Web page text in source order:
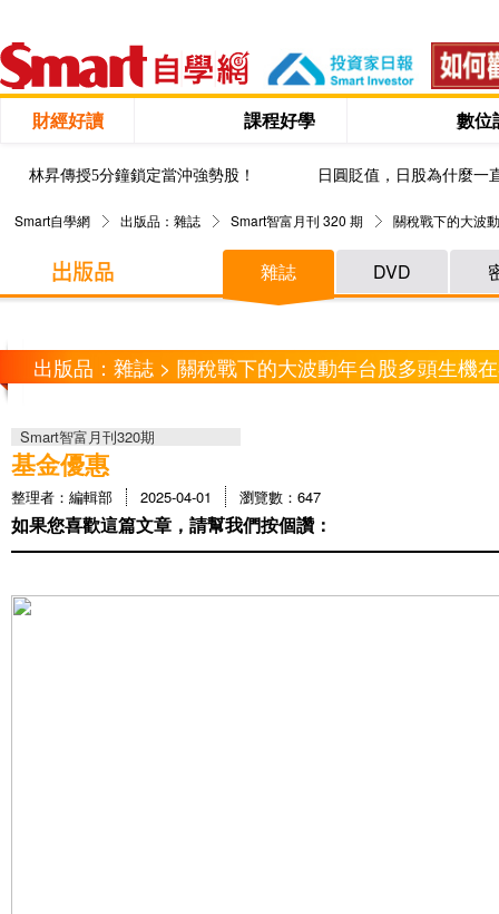
財經好讀 課程好學 數位
林昇傳授5分鐘鎖定當沖強勢股！ 日圓貶值，日股為什麼一
Smart自學網 出版品：雜誌 Smart智富月刊 320 期 關稅戰下的大波
雜誌 DVD
出版品：雜誌 > 關稅戰下的大波動年台股多頭生機
Smart智富月刊320期
基金優惠
整理者：編輯部 2025-04-01 瀏覽數：647
如果您喜歡這篇文章，請幫我們按個讚：